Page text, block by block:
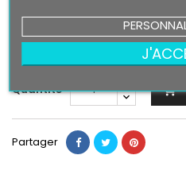
Quantité 
Partager